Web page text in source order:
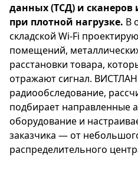
данных (ТСД) и сканеров
при плотной нагрузке. В
складской Wi-Fi
помещений,
расстановки товара,
отражают сигнал.
радиообследование,
подбирает направленные
оборудование и
заказчика — от
распределительного